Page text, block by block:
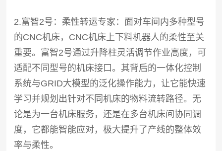
2.富智2号：柔性转运专家：面对车间内多种型号
的CNC机床，CNC机床上下料机器人的柔性至关
重要。富智2号通过升降柱灵活调节作业高度，可
适配不同型号的机床接口。其背后的一体化控制
系统与GRID大模型的泛化操作能力，让它能快速
学习并规划出针对不同机床的物料流转路径。无
论是为一台机床服务，还是在多台机床间协同调
度，它都能智能应对，极大提升了产线的整体效
率与柔性。